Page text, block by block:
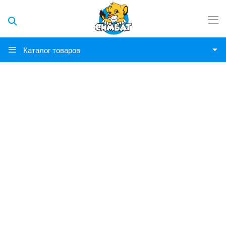
Каталог товаров